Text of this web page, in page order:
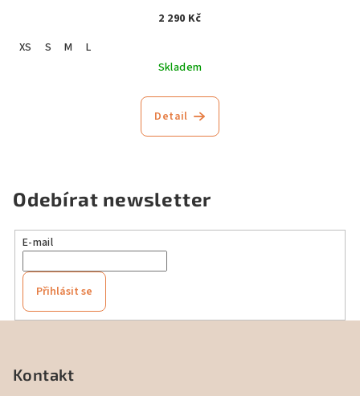
2 290 Kč
XS
S M
L
Skladem
Detail
Odebírat newsletter
E-mail
Přihlásit se
Kontakt